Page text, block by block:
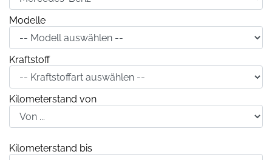
Modelle
Kraftstoff
Kilometerstand von
Kilometerstand bis